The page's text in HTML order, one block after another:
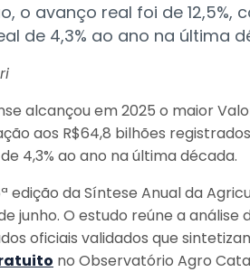
o avanço real foi de
de 4,3% ao ano na última
alcançou em 2025 o maior
aos R$64,8 bilhões
4,3% ao ano na última década.
edição da Síntese Anual da
junho. O estudo reúne a
oficiais validados que
no Observatório Agro